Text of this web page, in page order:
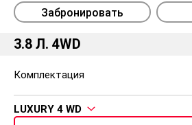
Забронировать
3.8 Л. 4WD
Комплектация
LUXURY 4 WD